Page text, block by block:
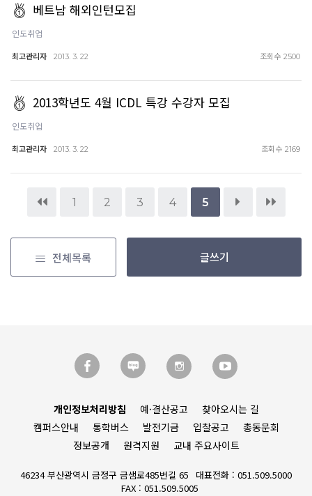
베트남 해외인턴모집
인도취업
최고관리자 2013. 3. 22 조회수 2500
2013학년도 4월 ICDL 특강 수강자 모집
인도취업
최고관리자 2013. 3. 22 조회수 2169
1 2 3 4 5
전체목록 글쓰기
개인정보처리방침 예·결산공고
찾아오시는 길
캠퍼스안내
통학버스 발전기금 입찰공고
총동문회
정보공개
원격지원 교내 주요사이트
46234 부산광역시 금정구 금샘로485번길 65
대표전화 : 051.509.5000
FAX : 051.509.5005